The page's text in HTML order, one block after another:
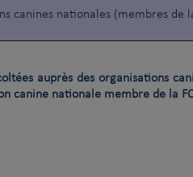
canines nationales (membres de
auprès des organisations
canine nationale membre de la